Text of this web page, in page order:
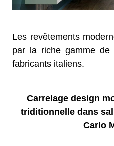
Les revêtements
par la riche gamme de
fabricants italiens.
Carrelage design
triditionnelle dans
Carlo